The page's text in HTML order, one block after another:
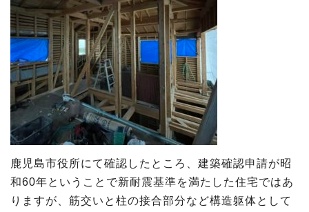
鹿児島市役所にて確認したところ、建築確認申請が昭
和60年ということで新耐震基準を満たした住宅ではあ
りますが、筋交いと柱の接合部分など構造躯体として